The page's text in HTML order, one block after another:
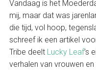
Vandaag is het
mij, maar dat was
die tijd, vol hoop,
schreef ik een artikel voor
Tribe deelt Lucky Leaf’s
verhalen van vrouwen